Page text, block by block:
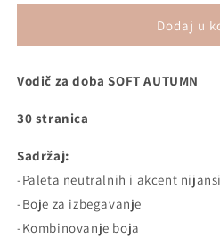
for
AUTUMN
za
for
SOFT
AUTUMN
za
Dodaj u
Vodič za doba SOFT AUTUMN
30 stranica
Sadržaj:
-Paleta neutralnih i akcent nijansi
-Boje za izbegavanje
-Kombinovanje boja